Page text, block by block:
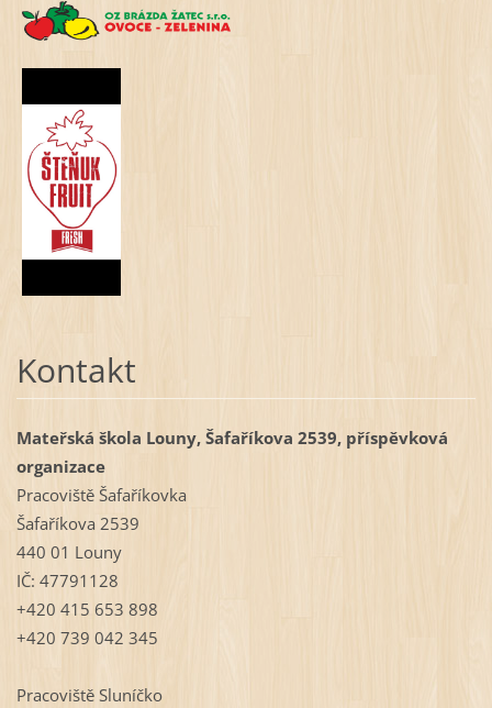
Kontakt
Mateřská škola Louny, Šafaříkova 2539, příspěvková
organizace
Pracoviště Šafaříkovka
Šafaříkova 2539
440 01 Louny
IČ: 47791128
+420 415 653 898
+420 739 042 345
Pracoviště Sluníčko